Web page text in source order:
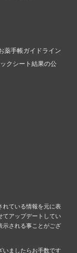
薬手帳ガイドライン
クシート結果の公
れている情報を元に表
てアップデートしてい
示される事ことがござ
いましたらお手数です